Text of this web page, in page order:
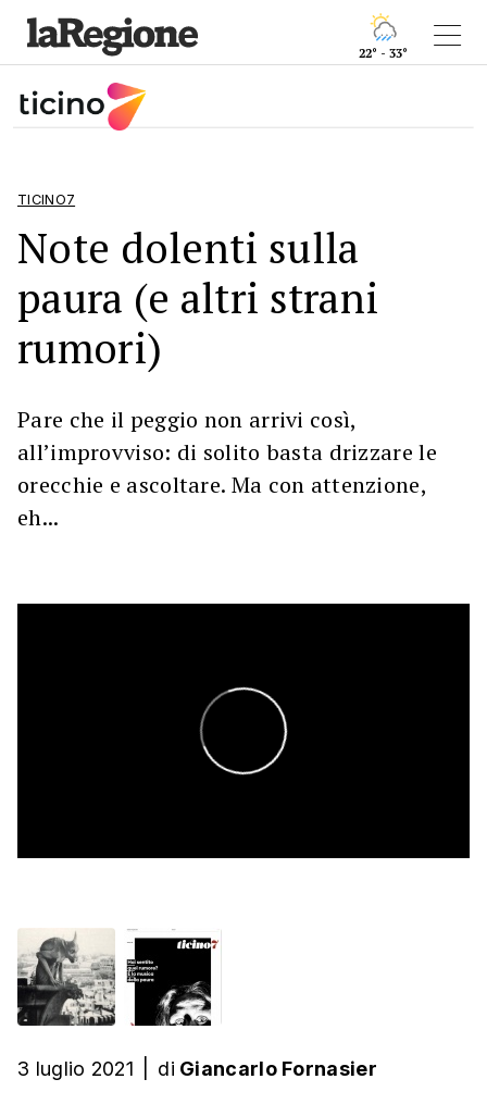
22° - 33°
TICINO7
Note dolenti sulla
paura (e altri strani
rumori)
Pare che il peggio non arrivi così,
all’improvviso: di solito basta drizzare le
orecchie e ascoltare. Ma con attenzione,
eh...
3 luglio 2021 di Giancarlo Fornasier